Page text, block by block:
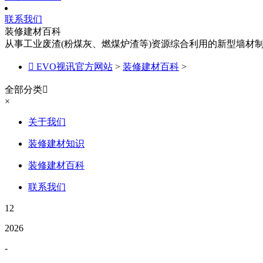
联系我们
装修建材百科
从事工业废渣(粉煤灰、燃煤炉渣等)资源综合利用的新型墙材
 EVO视讯官方网站 > 装修建材百科 >
全部分类
×
关于我们
装修建材知识
装修建材百科
联系我们
12
2026
-